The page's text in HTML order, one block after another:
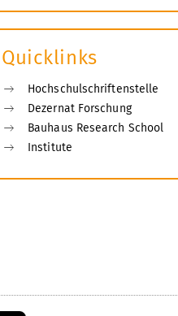
öffnen
Quicklinks
Hochschulschriftenstelle
Dezernat Forschung
Bauhaus Research School
Institute